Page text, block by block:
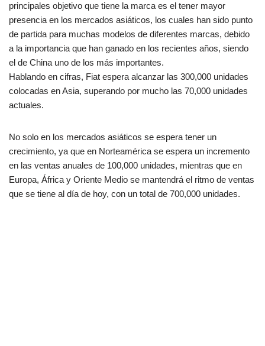
principales objetivo que tiene la marca es el tener mayor
presencia en los mercados asiáticos, los cuales han sido punto
de partida para muchas modelos de diferentes marcas, debido
a la importancia que han ganado en los recientes años, siendo
el de China uno de los más importantes.
Hablando en cifras, Fiat espera alcanzar las 300,000 unidades
colocadas en Asia, superando por mucho las 70,000 unidades
actuales.
No solo en los mercados asiáticos se espera tener un
crecimiento, ya que en Norteamérica se espera un incremento
en las ventas anuales de 100,000 unidades, mientras que en
Europa, África y Oriente Medio se mantendrá el ritmo de ventas
que se tiene al día de hoy, con un total de 700,000 unidades.